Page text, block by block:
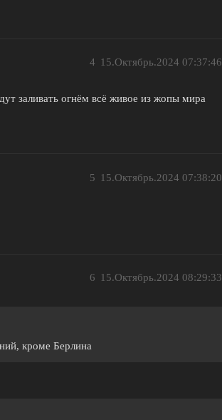
15.Октябрь.2024 07:37:46
4
заливать огнём всё живое из жопы мира
15.Октябрь.2024 07:38:20
5
15.Октябрь.2024 08:29:33
6
кроме Берлина